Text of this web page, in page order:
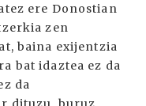
ere Donostian
zen
baina exijentzia
bat idaztea ez da
da